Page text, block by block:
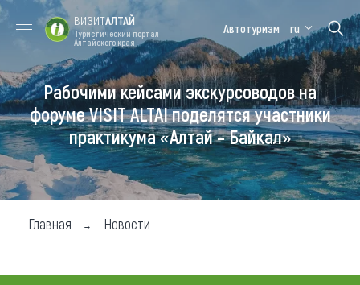
Форум VISIT
ALTAI
Цветение
маральника
Медицинский
форум
Алтайская
зимовка
Туры
Где побывать
Чем заняться
ВИЗИТАЛТАЙ
Туристический портал
Алтайского края
Автотуризм ru
Рабочими кейсами экскурсоводов на
форуме VISIT ALTAI поделятся участники
практикума «Алтай – Байкал»
Главная Новости